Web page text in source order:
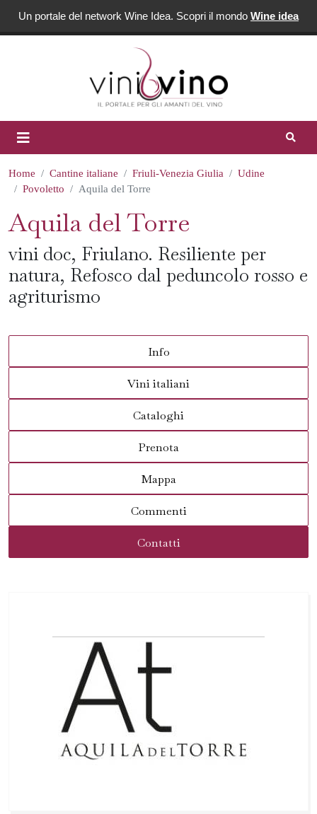
Un portale del network Wine Idea. Scopri il mondo Wine idea
Home Cantine italiane Friuli-Venezia Giulia
Udine
Povoletto
Aquila del Torre
Aquila del Torre
vini doc, Friulano. Resiliente per
natura, Refosco dal peduncolo rosso e
agriturismo
Info
Vini italiani
Cataloghi
Prenota
Mappa
Commenti
Contatti